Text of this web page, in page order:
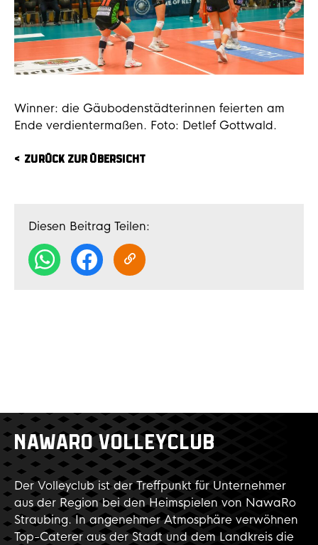
Winner: die Gäubodenstädterinnen feierten am
Ende verdientermaßen. Foto: Detlef Gottwald.
ZURÜCK ZUR ÜBERSICHT
Diesen Beitrag Teilen:
NAWARO VOLLEYCLUB
Der Volleyclub ist der Treffpunkt für Unternehmer
aus der Region bei den Heimspielen von NawaRo
Straubing. In angenehmer Atmosphäre verwöhnen
Top-Caterer aus der Stadt und dem Landkreis die